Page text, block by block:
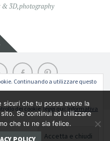
& 3D,photography
Widget
ArchiloversFacebookPinterest
Top
DESIGN | ALESSANDRO CONSOLI
Continuando a utilizzare questo
dei cookie, leggi qui: Informativa
sicuri che tu possa avere la
Se continui ad utilizzare
che tu ne sia felice.
POLICY